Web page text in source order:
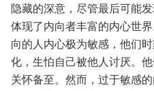
隐藏的深意，尽管最后可能
体现了内向者丰富的内心世界
向的人内心极为敏感，他们
化，生怕自己被他人讨厌。
关怀备至。然而，过于敏感